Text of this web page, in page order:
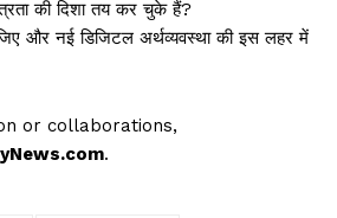
की दिशा तय कर चुके हैं?
और नई डिजिटल अर्थव्यवस्था की इस लहर में
or collaborations,
.